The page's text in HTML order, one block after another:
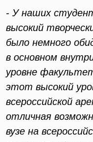
- У наших
высокий
было немного
в основном
уровне
этот высокий
всероссийской
отличная
вузе на